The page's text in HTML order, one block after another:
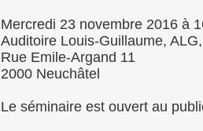
Mercredi 23 novembre 2016 à
Auditoire Louis-Guillaume,
Rue Emile-Argand 11
2000 Neuchâtel
Le séminaire est ouvert au